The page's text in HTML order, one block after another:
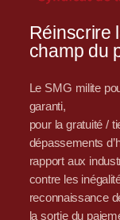
Réinscrire
champ du
Le SMG milite
garanti,
pour la gratuité /
dépassements
rapport aux
contre les
reconnaissance
la sortie du